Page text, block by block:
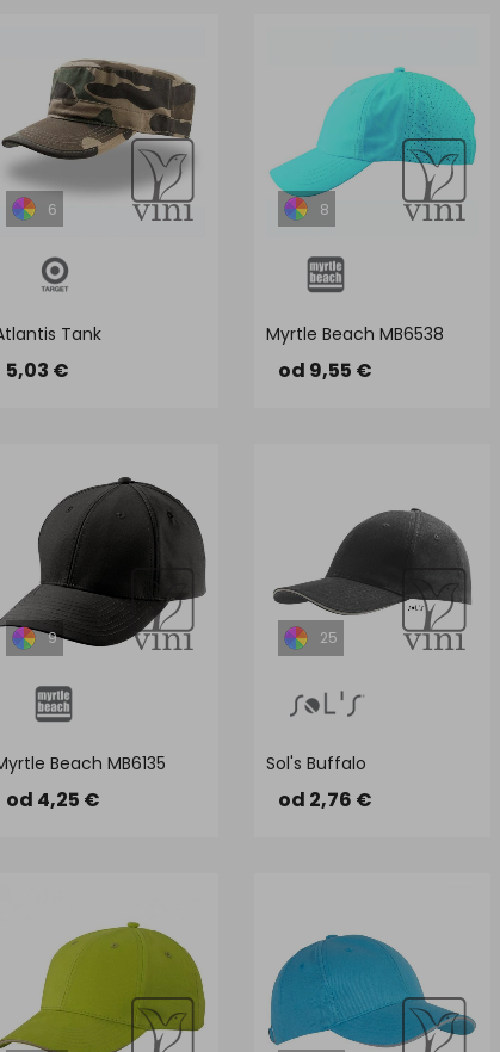
6
Tank
5,03 €
8
Myrtle Beach MB6538
od 9,55 €
9
Beach MB6135
od 4,25 €
25
Sol's Buffalo
od 2,76 €